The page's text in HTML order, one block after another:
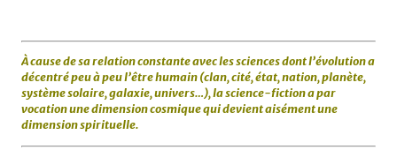
À cause de sa relation constante avec les sciences dont l’évolution a
décentré peu à peu l’être humain (clan, cité, état, nation, planète,
système solaire, galaxie, univers…), la science-fiction a par
vocation une dimension cosmique qui devient aisément une
dimension spirituelle.